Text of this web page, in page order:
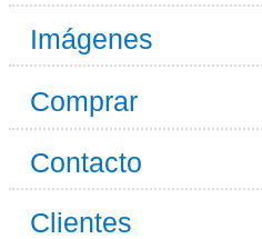
Imágenes
Comprar
Contacto
Clientes